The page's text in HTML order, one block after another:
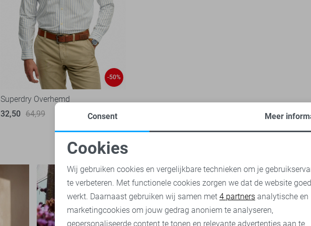
-50%
Superdry Overhemd
32,50 64,99
Noodzakelijke cookies
Analytische cookies Marketing cookies
Consent Meer
Cookies
Wij gebruiken cookies en vergelijkbare technieken om je
te verbeteren. Met functionele cookies zorgen we dat de website goed
werkt. Daarnaast gebruiken wij samen met 4 partners analytische en
marketingcookies om jouw gedrag anoniem te analyseren,
gepersonaliseerde content te tonen en relevante advertenties aan te